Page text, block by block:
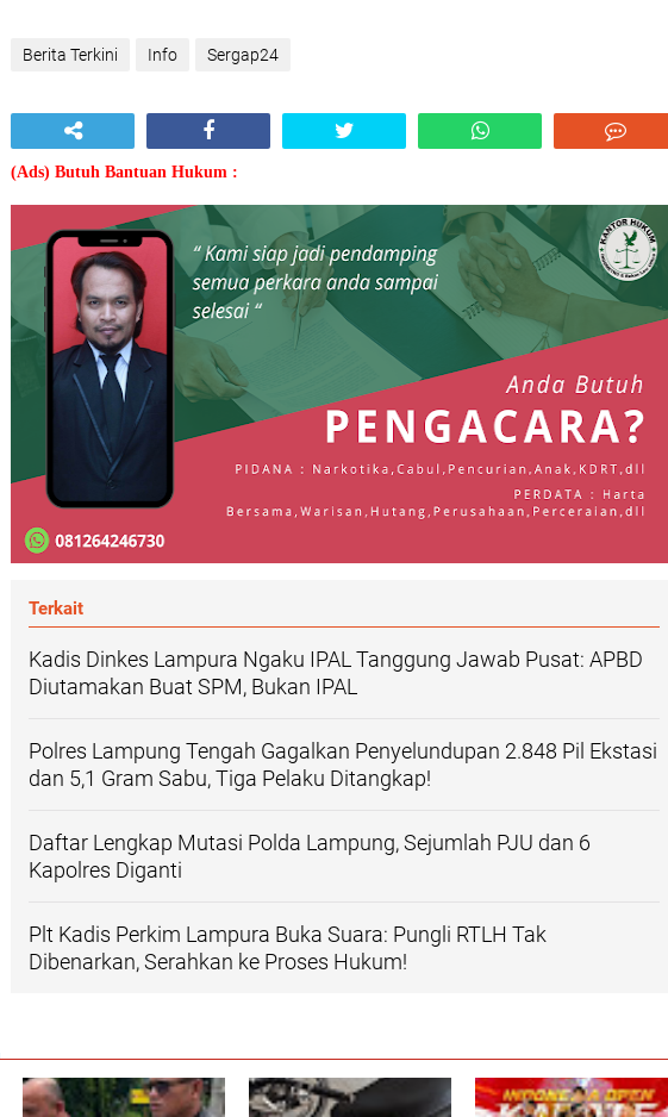
Berita Terkini Info Sergap24
(Ads) Butuh Bantuan Hukum :
Terkait
Kadis Dinkes Lampura Ngaku IPAL Tanggung Jawab Pusat: APBD
Diutamakan Buat SPM, Bukan IPAL
Polres Lampung Tengah Gagalkan Penyelundupan 2.848 Pil Ekstasi
dan 5,1 Gram Sabu, Tiga Pelaku Ditangkap!
Daftar Lengkap Mutasi Polda Lampung, Sejumlah PJU dan 6
Kapolres Diganti
Plt Kadis Perkim Lampura Buka Suara: Pungli RTLH Tak
Dibenarkan, Serahkan ke Proses Hukum!